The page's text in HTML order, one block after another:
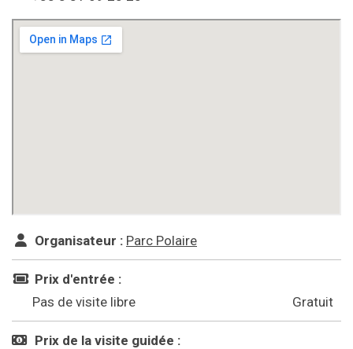
Organisateur : Parc Polaire
Prix d'entrée :
Pas de visite libre
Gratuit
Prix de la visite guidée :